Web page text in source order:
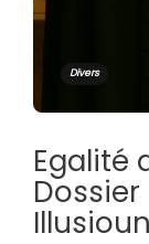
Divers
Egalité
Dossier
Illusioun